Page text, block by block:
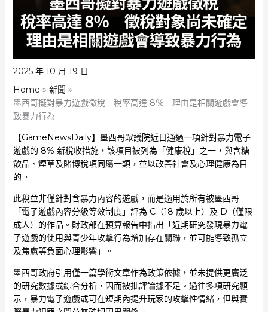
2025 年 10 月 19 日
Home
新聞
墨西哥擬對暴力遊戲徵稅 稅率高達 8％ 理由是相關遊戲會導
致暴力行為
【GameNewsDaily】墨西哥眾議院近日通過一項針對暴力電子
遊戲的 8% 新稅收措施，該項目被列為「健康稅」之一，與含糖
飲品、煙草及賭博稅項同屬一類，並以改善社會及心理健康為目
的。
此稅並非僅針對含暴力內容的遊戲，而是適用於所有被墨西哥
「電子遊戲內容分級等效制度」評為 C（18 歲以上）及 D（僅限
成人）的作品。財政部在預算報告中指出「近期研究發現暴力電
子遊戲的使用與青少年攻擊行為增加存在關聯，並可能導致孤立
及焦慮等負面心理影響」。
墨西哥政府引用僅一篇學術文章作為政策依據，並未提供更廣泛
的研究數據或綜合分析，因而被批評論據不足。過往多項研究顯
示，暴力電子遊戲或可在短期內提升玩家的攻擊性情緒，但與實